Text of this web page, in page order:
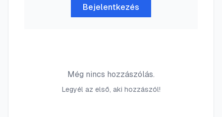
Bejelentkezés
Még nincs hozzászólás.
Legyél az első, aki hozzászól!